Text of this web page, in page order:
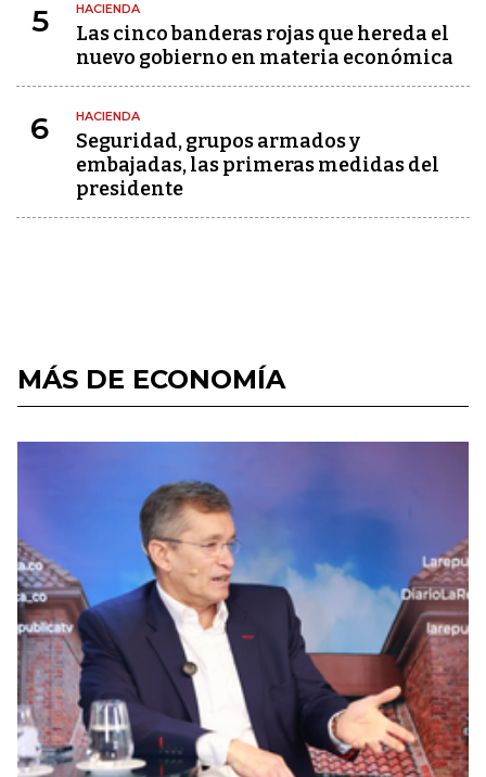
5 HACIENDA
Las cinco banderas rojas que hereda el
nuevo gobierno en materia económica
6 HACIENDA
Seguridad, grupos armados y
embajadas, las primeras medidas del
presidente
MÁS DE ECONOMÍA